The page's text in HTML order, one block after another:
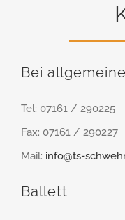
Bei
Tel: 07161 / 290225
Fax: 07161 / 290227
Mail: info@ts-
Ballett